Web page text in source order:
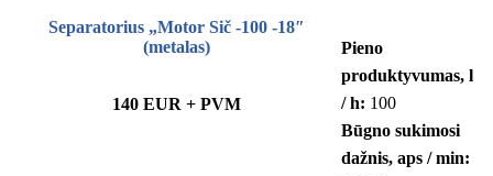
Separatorius „Motor Sič -100 -18″
(metalas)
140 EUR + PVM
Pieno
produktyvumas, l
/ h: 100
Būgno sukimosi
dažnis, aps / min: